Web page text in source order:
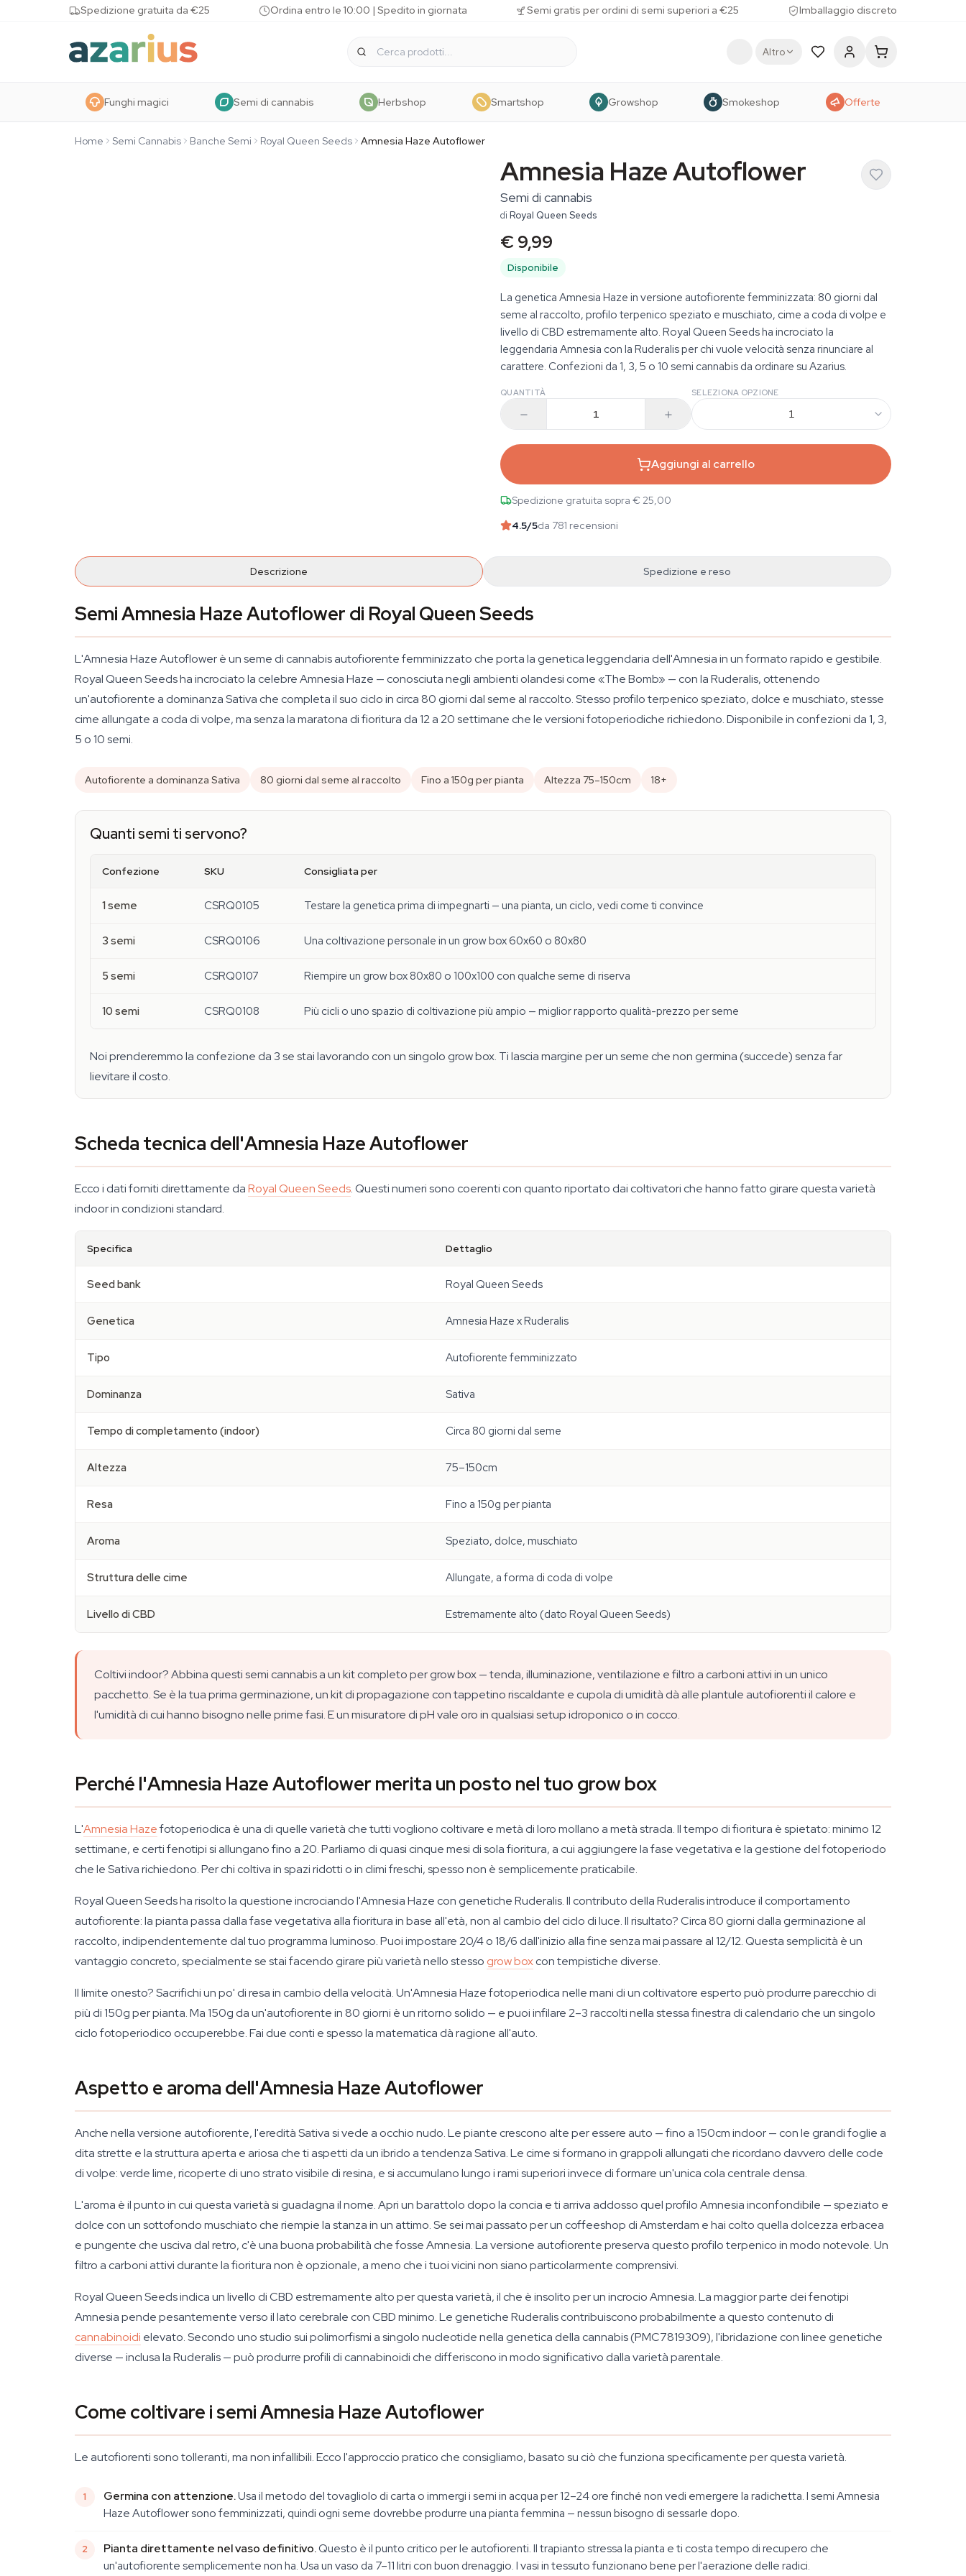
Skip to contentSpedizione gratuita da €25 Ordina entro le 10:00 | Spedito in giornata Semi gratis per ordini di semi superiori a €25 Imballaggio discreto
Altro
Funghi magici Semi di cannabis Herbshop Smartshop Growshop Smokeshop Offerte
Home Semi Cannabis Banche Semi Royal Queen Seeds Amnesia Haze Autoflower
Amnesia Haze Autoflower
Semi di cannabis
di Royal Queen Seeds
€ 9,99
Disponibile
La genetica Amnesia Haze in versione autofiorente femminizzata: 80 giorni dal
seme al raccolto, profilo terpenico speziato e muschiato, cime a coda di volpe e
livello di CBD estremamente alto. Royal Queen Seeds ha incrociato la
leggendaria Amnesia con la Ruderalis per chi vuole velocità senza rinunciare al
carattere. Confezioni da 1, 3, 5 o 10 semi cannabis da ordinare su Azarius.
QUANTITÀ SELEZIONA OPZIONE
1
Aggiungi al carrello
Spedizione gratuita sopra € 25,00
4.5/5da 781 recensioni
Descrizione Spedizione e reso
Semi Amnesia Haze Autoflower di Royal Queen Seeds
L'Amnesia Haze Autoflower è un seme di cannabis autofiorente femminizzato che porta la genetica leggendaria dell'Amnesia in un formato rapido e gestibile.
Royal Queen Seeds ha incrociato la celebre Amnesia Haze — conosciuta negli ambienti olandesi come «The Bomb» — con la Ruderalis, ottenendo
un'autofiorente a dominanza Sativa che completa il suo ciclo in circa 80 giorni dal seme al raccolto. Stesso profilo terpenico speziato, dolce e muschiato, stesse
cime allungate a coda di volpe, ma senza la maratona di fioritura da 12 a 20 settimane che le versioni fotoperiodiche richiedono. Disponibile in confezioni da 1, 3,
5 o 10 semi.
Autofiorente a dominanza Sativa 80 giorni dal seme al raccolto Fino a 150g per pianta Altezza 75–150cm 18+
Quanti semi ti servono?
Confezione SKU Consigliata per
1 seme CSRQ0105 Testare la genetica prima di impegnarti — una pianta, un ciclo, vedi come ti convince
3 semi CSRQ0106 Una coltivazione personale in un grow box 60x60 o 80x80
5 semi CSRQ0107 Riempire un grow box 80x80 o 100x100 con qualche seme di riserva
10 semi CSRQ0108 Più cicli o uno spazio di coltivazione più ampio — miglior rapporto qualità-prezzo per seme
Noi prenderemmo la confezione da 3 se stai lavorando con un singolo grow box. Ti lascia margine per un seme che non germina (succede) senza far
lievitare il costo.
Scheda tecnica dell'Amnesia Haze Autoflower
Ecco i dati forniti direttamente daRoyal Queen Seeds. Questi numeri sono coerenti con quanto riportato dai coltivatori che hanno fatto girare questa varietà
indoor in condizioni standard.
Specifica Dettaglio
Seed bank Royal Queen Seeds
Genetica Amnesia Haze x Ruderalis
Tipo Autofiorente femminizzato
Dominanza Sativa
Tempo di completamento (indoor) Circa 80 giorni dal seme
Altezza 75–150cm
Resa Fino a 150g per pianta
Aroma Speziato, dolce, muschiato
Struttura delle cime Allungate, a forma di coda di volpe
Livello di CBD Estremamente alto (dato Royal Queen Seeds)
Coltivi indoor? Abbina questi semi cannabis a un kit completo per grow box — tenda, illuminazione, ventilazione e filtro a carboni attivi in un unico
pacchetto. Se è la tua prima germinazione, un kit di propagazione con tappetino riscaldante e cupola di umidità dà alle plantule autofiorenti il calore e
l'umidità di cui hanno bisogno nelle prime fasi. E un misuratore di pH vale oro in qualsiasi setup idroponico o in cocco.
Perché l'Amnesia Haze Autoflower merita un posto nel tuo grow box
L'Amnesia Hazefotoperiodica è una di quelle varietà che tutti vogliono coltivare e metà di loro mollano a metà strada. Il tempo di fioritura è spietato: minimo 12
settimane, e certi fenotipi si allungano fino a 20. Parliamo di quasi cinque mesi di sola fioritura, a cui aggiungere la fase vegetativa e la gestione del fotoperiodo
che le Sativa richiedono. Per chi coltiva in spazi ridotti o in climi freschi, spesso non è semplicemente praticabile.
Royal Queen Seeds ha risolto la questione incrociando l'Amnesia Haze con genetiche Ruderalis. Il contributo della Ruderalis introduce il comportamento
autofiorente: la pianta passa dalla fase vegetativa alla fioritura in base all'età, non al cambio del ciclo di luce. Il risultato? Circa 80 giorni dalla germinazione al
raccolto, indipendentemente dal tuo programma luminoso. Puoi impostare 20/4 o 18/6 dall'inizio alla fine senza mai passare al 12/12. Questa semplicità è un
vantaggio concreto, specialmente se stai facendo girare più varietà nello stesso grow boxcon tempistiche diverse.
Il limite onesto? Sacrifichi un po' di resa in cambio della velocità. Un'Amnesia Haze fotoperiodica nelle mani di un coltivatore esperto può produrre parecchio di
più di 150g per pianta. Ma 150g da un'autofiorente in 80 giorni è un ritorno solido — e puoi infilare 2–3 raccolti nella stessa finestra di calendario che un singolo
ciclo fotoperiodico occuperebbe. Fai due conti e spesso la matematica dà ragione all'auto.
Aspetto e aroma dell'Amnesia Haze Autoflower
Anche nella versione autofiorente, l'eredità Sativa si vede a occhio nudo. Le piante crescono alte per essere auto — fino a 150cm indoor — con le grandi foglie a
dita strette e la struttura aperta e ariosa che ti aspetti da un ibrido a tendenza Sativa. Le cime si formano in grappoli allungati che ricordano davvero delle code
di volpe: verde lime, ricoperte di uno strato visibile di resina, e si accumulano lungo i rami superiori invece di formare un'unica cola centrale densa.
L'aroma è il punto in cui questa varietà si guadagna il nome. Apri un barattolo dopo la concia e ti arriva addosso quel profilo Amnesia inconfondibile — speziato e
dolce con un sottofondo muschiato che riempie la stanza in un attimo. Se sei mai passato per un coffeeshop di Amsterdam e hai colto quella dolcezza erbacea
e pungente che usciva dal retro, c'è una buona probabilità che fosse Amnesia. La versione autofiorente preserva questo profilo terpenico in modo notevole. Un
filtro a carboni attivi durante la fioritura non è opzionale, a meno che i tuoi vicini non siano particolarmente comprensivi.
Royal Queen Seeds indica un livello di CBD estremamente alto per questa varietà, il che è insolito per un incrocio Amnesia. La maggior parte dei fenotipi
Amnesia pende pesantemente verso il lato cerebrale con CBD minimo. Le genetiche Ruderalis contribuiscono probabilmente a questo contenuto di
cannabinoidi elevato. Secondo uno studio sui polimorfismi a singolo nucleotide nella genetica della cannabis (PMC7819309), l'ibridazione con linee genetiche
diverse — inclusa la Ruderalis — può produrre profili di cannabinoidi che differiscono in modo significativo dalla varietà parentale.
Come coltivare i semi Amnesia Haze Autoflower
Le autofiorenti sono tolleranti, ma non infallibili. Ecco l'approccio pratico che consigliamo, basato su ciò che funziona specificamente per questa varietà.
Germina con attenzione.Usa il metodo del tovagliolo di carta o immergi i semi in acqua per 12–24 ore finché non vedi emergere la radichetta. I semi Amnesia
Haze Autoflower sono femminizzati, quindi ogni seme dovrebbe produrre una pianta femmina — nessun bisogno di sessarle dopo.
Pianta direttamente nel vaso definitivo.Questo è il punto critico per le autofiorenti. Il trapianto stressa la pianta e ti costa tempo di recupero che
un'autofiorente semplicemente non ha. Usa un vaso da 7–11 litri con buon drenaggio. I vasi in tessuto funzionano bene per l'aerazione delle radici.